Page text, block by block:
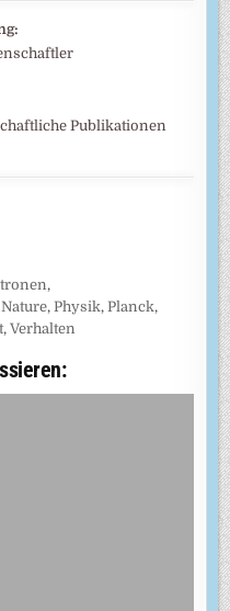
Publikationen
,
Nature,Physik,Planck,
,Verhalten